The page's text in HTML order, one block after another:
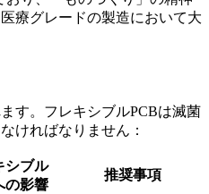
療グレードの製造において大
す。フレキシブルPCBは滅菌
ければなりません：
シブル
の影響
推奨事項